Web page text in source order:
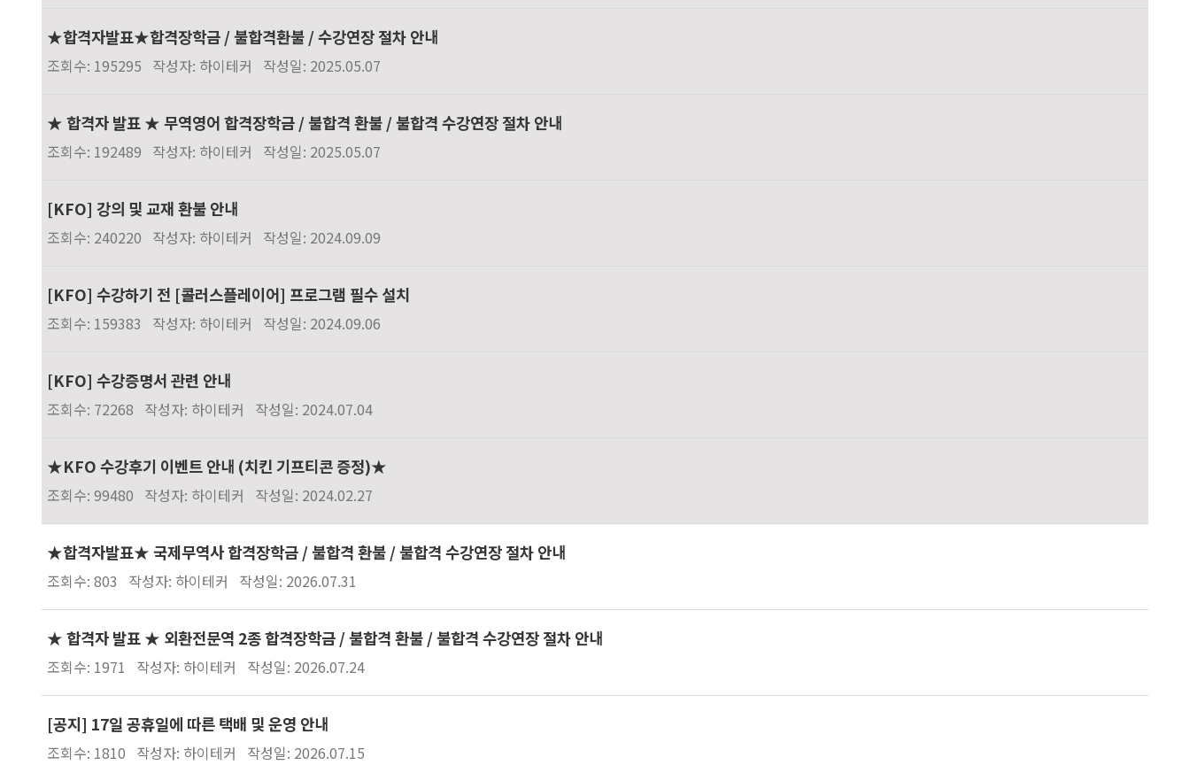
★합격자발표★합격장학금 / 불합격환불 / 수강연장 절차 안내
조회수: 195295 작성자: 하이테커 작성일: 2025.05.07
★ 합격자 발표 ★ 무역영어 합격장학금 / 불합격 환불 / 불합격 수강연장 절차 안내
조회수: 192489 작성자: 하이테커 작성일: 2025.05.07
[KFO] 강의 및 교재 환불 안내
조회수: 240220 작성자: 하이테커 작성일: 2024.09.09
[KFO] 수강하기 전 [콜러스플레이어] 프로그램 필수 설치
조회수: 159383 작성자: 하이테커 작성일: 2024.09.06
[KFO] 수강증명서 관련 안내
조회수: 72268 작성자: 하이테커 작성일: 2024.07.04
★KFO 수강후기 이벤트 안내 (치킨 기프티콘 증정)★
조회수: 99480 작성자: 하이테커 작성일: 2024.02.27
★합격자발표★ 국제무역사 합격장학금 / 불합격 환불 / 불합격 수강연장 절차 안내
조회수: 803 작성자: 하이테커 작성일: 2026.07.31
★ 합격자 발표 ★ 외환전문역 2종 합격장학금 / 불합격 환불 / 불합격 수강연장 절차 안내
조회수: 1971 작성자: 하이테커 작성일: 2026.07.24
[공지] 17일 공휴일에 따른 택배 및 운영 안내
조회수: 1810 작성자: 하이테커 작성일: 2026.07.15